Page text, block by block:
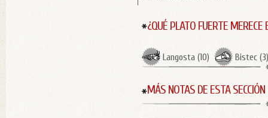
¿QUÉ PLATO FUERTE MERECE
Langosta (10) Bistec (3)
MÁS NOTAS DE ESTA SECCIÓN